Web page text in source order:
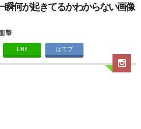
瞬何が起きてるかわからない画像
撃
LINE はてブ